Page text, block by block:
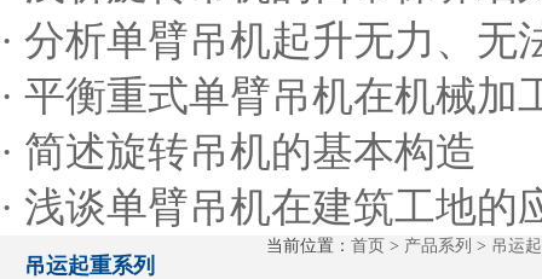
· 分析单臂吊机起升无力、
· 平衡重式单臂吊机在机械加
· 简述旋转吊机的基本构造
· 浅谈单臂吊机在建筑工地的
吊运起重系列
当前位置： 首页 > 产品系列 > 吊运